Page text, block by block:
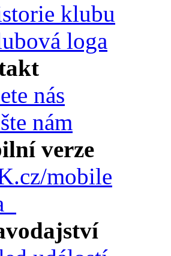
klubu
loga
nás
nám
verze
mobile